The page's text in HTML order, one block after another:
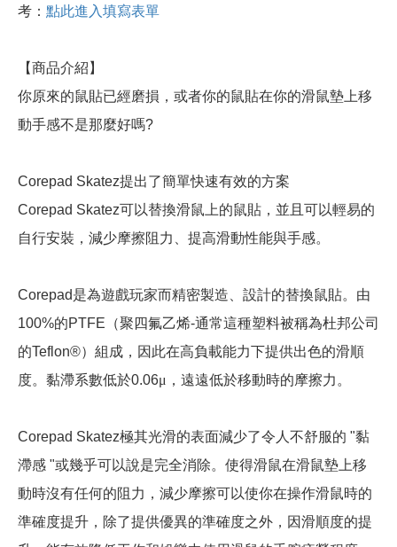
考： 點此進入填寫表單
【商品介紹】
你原來的鼠貼已經磨損，或者你的鼠貼在你的滑鼠墊上移
動手感不是那麼好嗎?
Corepad Skatez提出了簡單快速有效的方案
Corepad Skatez可以替換滑鼠上的鼠貼，並且可以輕易的
自行安裝，減少摩擦阻力、提高滑動性能與手感。
Corepad是為遊戲玩家而精密製造、設計的替換鼠貼。由
100%的PTFE （聚四氟乙烯-通常這種塑料被稱為杜邦公司
的Teflon®）組成，因此在高負載能力下提供出色的滑順
度。黏滯系數低於0.06μ，遠遠低於移動時的摩擦力。
Corepad Skatez極其光滑的表面減少了令人不舒服的 "黏
滯感 "或幾乎可以說是完全消除。使得滑鼠在滑鼠墊上移
動時沒有任何的阻力，減少摩擦可以使你在操作滑鼠時的
準確度提升， 除了提供優異的準確度之外，因滑順度的提